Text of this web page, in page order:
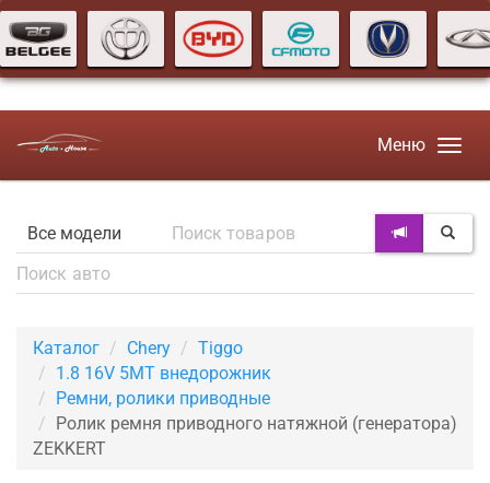
Меню
Каталог Chery
Tiggo
1.8 16V 5MT внедорожник
Ремни, ролики приводные
Ролик ремня приводного натяжной (генератора)
ZEKKERT